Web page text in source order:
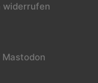
widerrufen
Mastodon